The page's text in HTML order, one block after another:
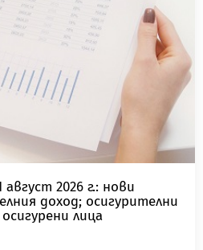
2026 г.: нови
доход; осигурителни
лица